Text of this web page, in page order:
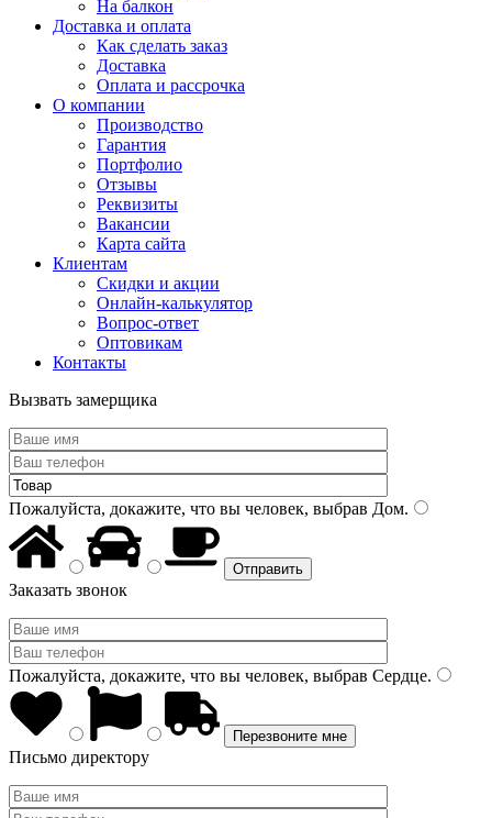
На балкон
Доставка и оплата
Как сделать заказ
Доставка
Оплата и рассрочка
О компании
Производство
Гарантия
Портфолио
Отзывы
Реквизиты
Вакансии
Карта сайта
Клиентам
Скидки и акции
Онлайн-калькулятор
Вопрос-ответ
Оптовикам
Контакты
Вызвать замерщика
Пожалуйста, докажите, что вы человек, выбрав Дом.
Заказать звонок
Пожалуйста, докажите, что вы человек, выбрав Сердце.
Письмо директору